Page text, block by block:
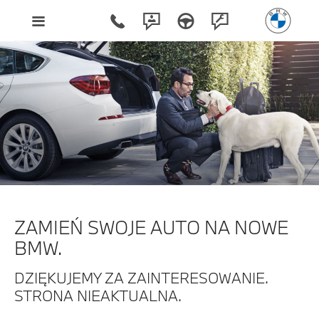
ZAMIEŃ SWOJE AUTO NA NOWE
BMW.
DZIĘKUJEMY ZA ZAINTERESOWANIE.
STRONA NIEAKTUALNA.